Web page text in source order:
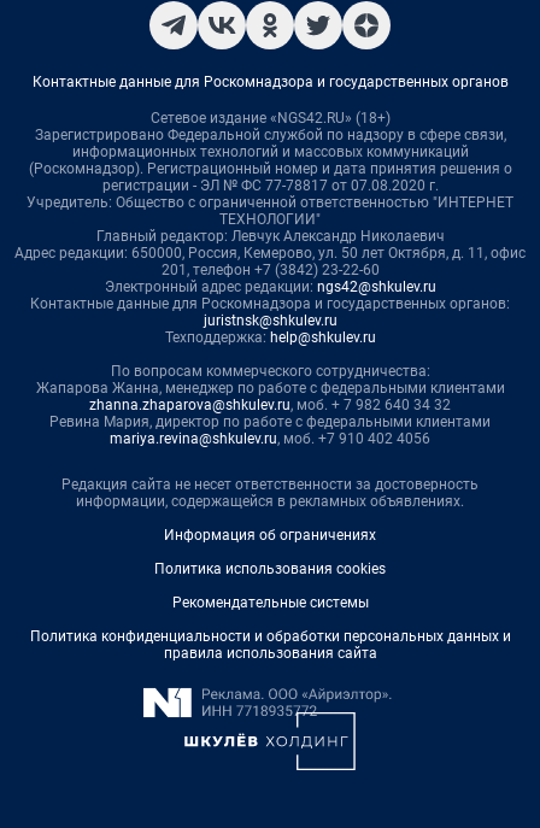
Контактные данные для Роскомнадзора и государственных органов
Сетевое издание «NGS42.RU» (18+)
Зарегистрировано Федеральной службой по надзору в сфере связи,
информационных технологий и массовых коммуникаций
(Роскомнадзор). Регистрационный номер и дата принятия решения о
регистрации - ЭЛ № ФС 77-78817 от 07.08.2020 г.
Учредитель: Общество с ограниченной ответственностью "ИНТЕРНЕТ
ТЕХНОЛОГИИ"
Главный редактор: Левчук Александр Николаевич
Адрес редакции: 650000, Россия, Кемерово, ул. 50 лет Октября, д. 11, офис
201, телефон +7 (3842) 23-22-60
Электронный адрес редакции: ngs42@shkulev.ru
Контактные данные для Роскомнадзора и государственных органов:
juristnsk@shkulev.ru
Техподдержка: help@shkulev.ru
По вопросам коммерческого сотрудничества:
Жапарова Жанна, менеджер по работе с федеральными клиентами
zhanna.zhaparova@shkulev.ru, моб. + 7 982 640 34 32
Ревина Мария, директор по работе с федеральными клиентами
mariya.revina@shkulev.ru, моб. +7 910 402 4056
Редакция сайта не несет ответственности за достоверность
информации, содержащейся в рекламных объявлениях.
Информация об ограничениях
Политика использования cookies
Рекомендательные системы
Политика конфиденциальности и обработки персональных данных и
правила использования сайта